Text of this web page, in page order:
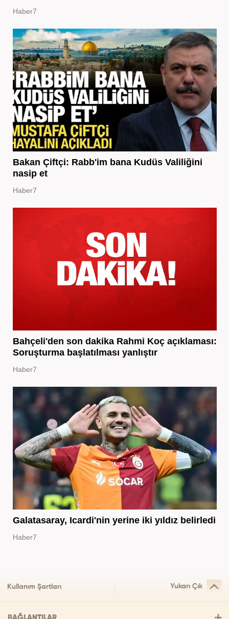
Haber7
Bakan Çiftçi: Rabb'im bana Kudüs Valiliğini
nasip et
Haber7
Bahçeli'den son dakika Rahmi Koç açıklaması:
Soruşturma başlatılması yanlıştır
Haber7
Galatasaray, Icardi'nin yerine iki yıldız belirledi
Haber7
Kullanım Şartları Yukarı Çık